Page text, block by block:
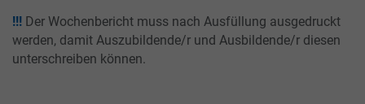
!!! Der Wochenbericht muss nach Ausfüllung ausgedruckt
werden, damit Auszubildende/r und Ausbildende/r diesen
unterschreiben können.